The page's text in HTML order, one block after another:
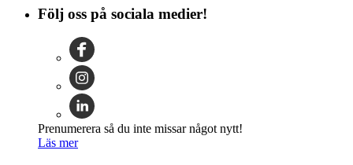
Följ oss på sociala medier!
Prenumerera så du inte missar något nytt!
Läs mer